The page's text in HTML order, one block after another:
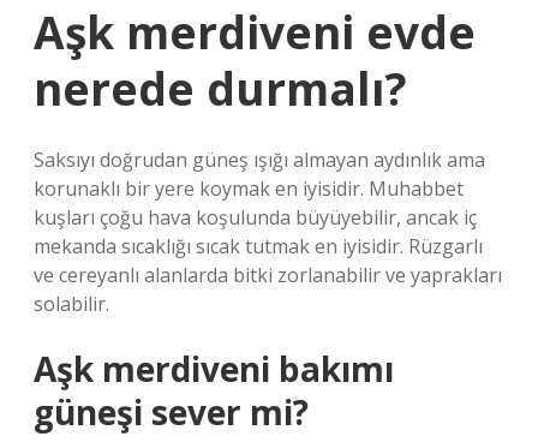
Aşk merdiveni evde
nerede durmalı?
Saksıyı doğrudan güneş ışığı almayan aydınlık ama
korunaklı bir yere koymak en iyisidir. Muhabbet
kuşları çoğu hava koşulunda büyüyebilir, ancak iç
mekanda sıcaklığı sıcak tutmak en iyisidir. Rüzgarlı
ve cereyanlı alanlarda bitki zorlanabilir ve yaprakları
solabilir.
Aşk merdiveni bakımı
güneşi sever mi?